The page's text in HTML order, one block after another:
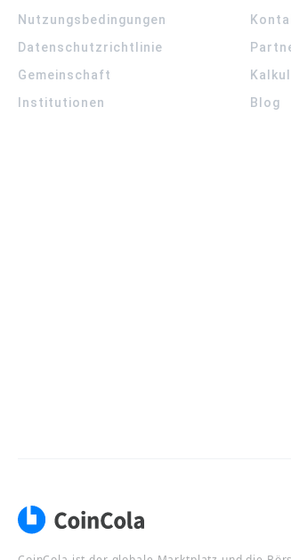
Nutzungsbedingungen
Datenschutzrichtlinie
Gemeinschaft
Institutionen
Blog